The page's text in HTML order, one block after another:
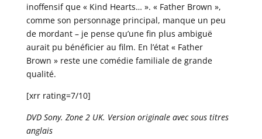
inoffensif que « Kind Hearts… ». « Father Brown »,
comme son personnage principal, manque un peu
de mordant – je pense qu’une fin plus ambiguë
aurait pu bénéficier au film. En l’état « Father
Brown » reste une comédie familiale de grande
qualité.
[xrr rating=7/10]
DVD Sony. Zone 2 UK. Version originale avec sous titres
anglais